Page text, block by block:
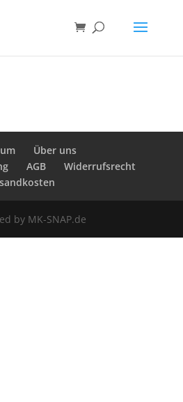
Über uns
AGB
Widerrufsrecht
by MK-SNAP.de